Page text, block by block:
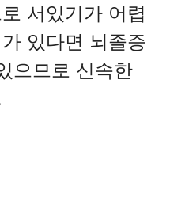
서있기가 어렵
있다면 뇌졸증
으므로 신속한